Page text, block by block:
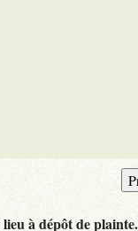
à dépôt de